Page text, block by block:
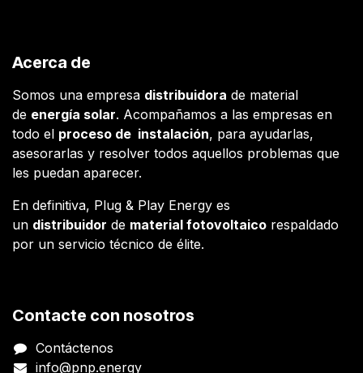
Acerca de
Somos una empresa distribuidora de material
de energía solar. Acompañamos a las empresas en
todo el proceso de instalación, para ayudarlas,
asesorarlas y resolver todos aquellos problemas que
les puedan aparecer.
En definitiva, Plug & Play Energy es
un distribuidor de material fotovoltaico respaldado
por un servicio técnico de élite.
Contacte con nosotros
Contáctenos
info@pnp.energy